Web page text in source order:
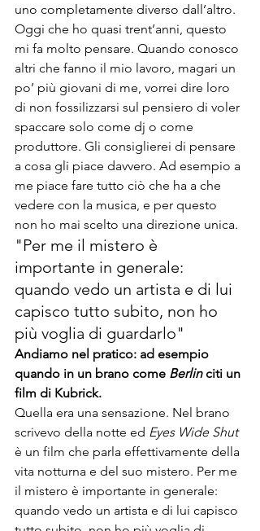
uno completamente diverso dall’altro.
Oggi che ho quasi trent’anni, questo
mi fa molto pensare. Quando conosco
altri che fanno il mio lavoro, magari un
po’ più giovani di me, vorrei dire loro
di non fossilizzarsi sul pensiero di voler
spaccare solo come dj o come
produttore. Gli consiglierei di pensare
a cosa gli piace davvero. Ad esempio a
me piace fare tutto ciò che ha a che
vedere con la musica, e per questo
non ho mai scelto una direzione unica.
"Per me il mistero è
importante in generale:
quando vedo un artista e di lui
capisco tutto subito, non ho
più voglia di guardarlo"
Andiamo nel pratico: ad esempio
quando in un brano come Berlin citi un
film di Kubrick.
Quella era una sensazione. Nel brano
scrivevo della notte ed Eyes Wide Shut
è un film che parla effettivamente della
vita notturna e del suo mistero. Per me
il mistero è importante in generale:
quando vedo un artista e di lui capisco